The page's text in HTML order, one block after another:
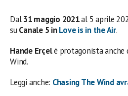
Dal31 maggio 2021al 5 aprile
suCanale 5 inLove is in the Air.
Hande Erçelè protagonista anche
Wind.
Leggi anche: Chasing The Wind